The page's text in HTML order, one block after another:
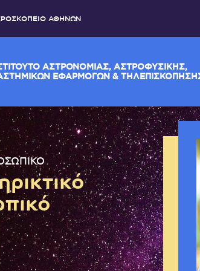
ΑΣΤΡΟΝΟΜΙΑΣ,
ΑΘΗΝΩΝ